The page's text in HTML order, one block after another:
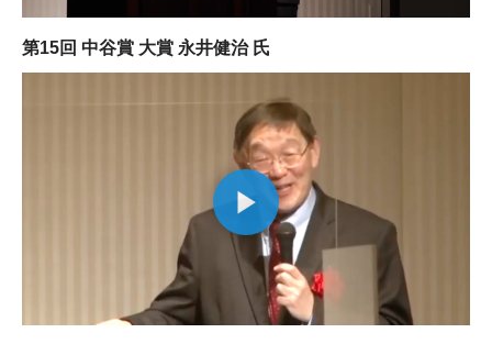
第15回 中谷賞 大賞 永井健治 氏